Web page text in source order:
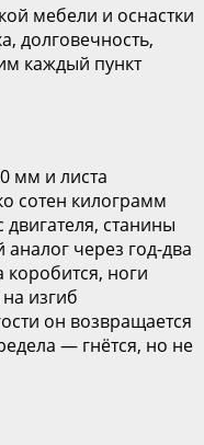
мебели и оснастки
долговечность,
каждый пункт
мм и листа
сотен килограмм
станины
через год-два
ноги
изгиб
он возвращается
— гнётся, но не